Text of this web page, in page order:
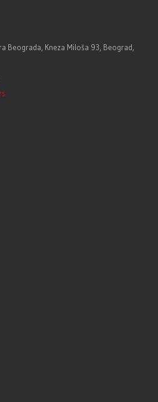
Beograda, Kneza Miloša 93, Beograd,